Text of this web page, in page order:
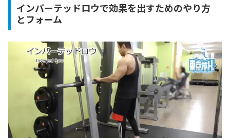
インバーテッドロウで効果を出すためのやり方
とフォーム